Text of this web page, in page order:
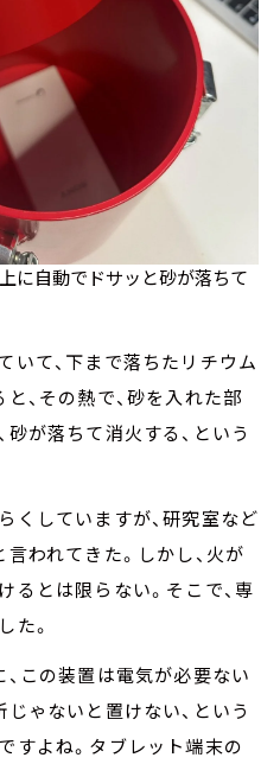
に自動でドサッと砂が落ちて
いて、下まで落ちたリチウム
、その熱で、砂を入れた部
が落ちて消火する、という
くしていますが、研究室など
われてきた。しかし、火が
るとは限らない。そこで、専
た。
この装置は電気が必要ない
ゃないと置けない、という
すよね。タブレット端末の